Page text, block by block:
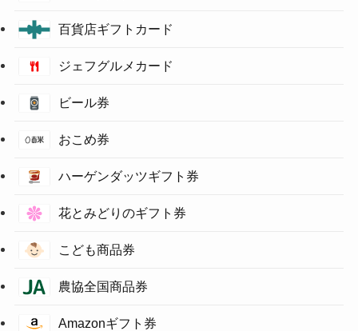
百貨店ギフトカード
ジェフグルメカード
ビール券
おこめ券
ハーゲンダッツギフト券
花とみどりのギフト券
こども商品券
農協全国商品券
Amazonギフト券